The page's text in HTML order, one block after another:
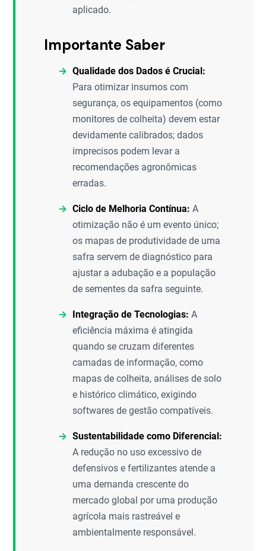
aplicado.
Importante Saber
Qualidade dos Dados é Crucial:
Para otimizar insumos com
segurança, os equipamentos (como
monitores de colheita) devem estar
devidamente calibrados; dados
imprecisos podem levar a
recomendações agronômicas
erradas.
Ciclo de Melhoria Contínua: A
otimização não é um evento único;
os mapas de produtividade de uma
safra servem de diagnóstico para
ajustar a adubação e a população
de sementes da safra seguinte.
Integração de Tecnologias: A
eficiência máxima é atingida
quando se cruzam diferentes
camadas de informação, como
mapas de colheita, análises de solo
e histórico climático, exigindo
softwares de gestão compatíveis.
Sustentabilidade como Diferencial:
A redução no uso excessivo de
defensivos e fertilizantes atende a
uma demanda crescente do
mercado global por uma produção
agrícola mais rastreável e
ambientalmente responsável.